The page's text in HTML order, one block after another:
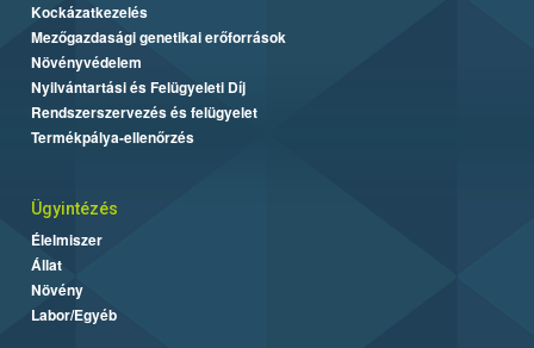
Kockázatkezelés
Mezőgazdasági genetikai erőforrások
Növényvédelem
Nyilvántartási és Felügyeleti Díj
Rendszerszervezés és felügyelet
Termékpálya-ellenőrzés
Ügyintézés
Élelmiszer
Állat
Növény
Labor/Egyéb